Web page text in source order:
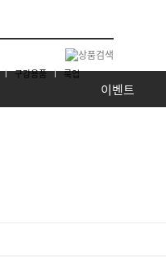
구강용품 룩업
이벤트